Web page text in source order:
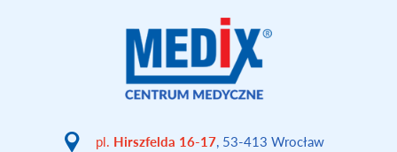
pl. Hirszfelda 16-17, 53-413 Wrocław